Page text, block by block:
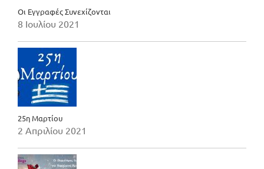
Οι Εγγραφές Συνεχίζονται
8 Ιουλίου 2021
25η Μαρτίου
2 Απριλίου 2021